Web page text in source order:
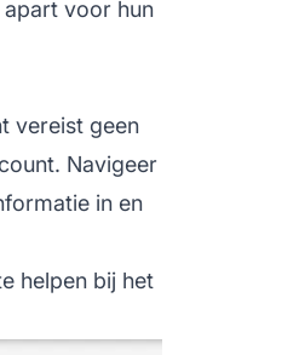
voor hun
vereist geen
Navigeer
in en
helpen bij het